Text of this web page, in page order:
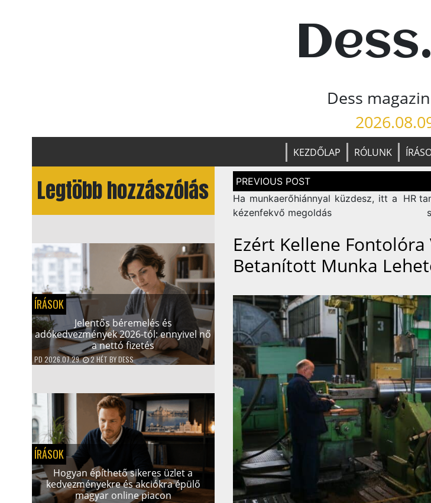
Dess
KEZDŐLAP RÓLUNK
Legtöbb hozzászólás
ÍRÁSOK
Jelentős béremelés és
adókedvezmények 2026-tól: ennyivel nő
a nettó fizetés
PD 2026.07.29. 2 HÉT BYDESS
ÍRÁSOK
Hogyan építhető sikeres üzlet a
kedvezményekre és akciókra épülő
magyar online piacon
Bejegyzés
navigáció
Ha munkaerőhiánnyal küzdesz, itt a
kézenfekvő megoldás
HR
Ezért Kellene Fontolóra
Betanított Munka